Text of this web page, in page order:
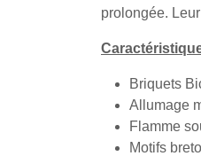
prolongée.
Briquets
Allumage
Flamme
Motifs